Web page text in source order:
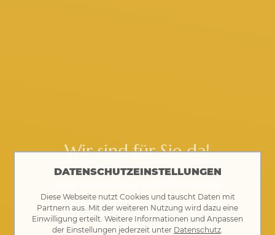
Wir sind für Sie da!
Rathaus Gablingen
Rathausplatz 1 · 86456 Gablingen
DATENSCHUTZEINSTELLUNGEN
Diese Webseite nutzt Cookies und tauscht Daten mit
Partnern aus. Mit der weiteren Nutzung wird dazu eine
Einwilligung erteilt. Weitere Informationen und Anpassen
der Einstellungen jederzeit unter Datenschutz.